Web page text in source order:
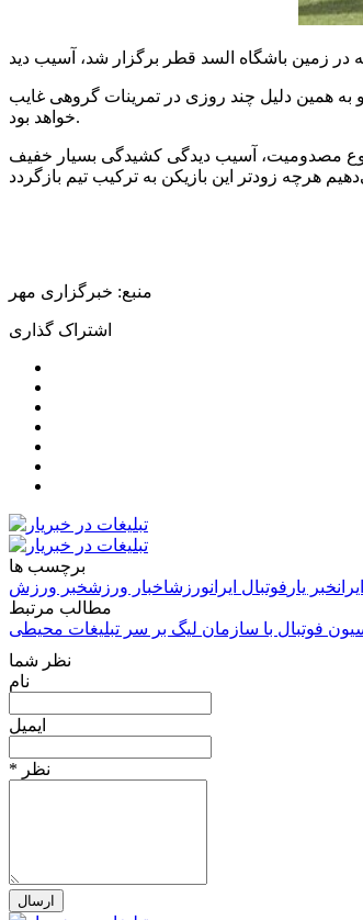
به همین دلیل چند روزی در تمرینات گروهی غایب
خواهد بود.
نوع مصدومیت، آسیب دیدگی کشیدگی بسیار خفیف
منبع: خبرگزاری مهر
اشتراک گذاری
برچسب ها
خبر یار فوتبال ایرانورزشاخبار ورزشخبر ورزش
مطالب مرتبط
نظر شما
نام
ایمیل
* نظر